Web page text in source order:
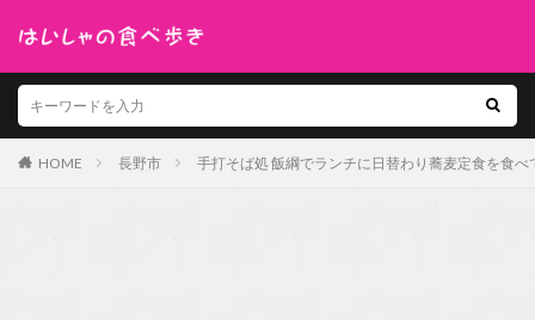
HOME 長野市 手打そば処 飯綱でランチに日替わり蕎麦定食を食べ